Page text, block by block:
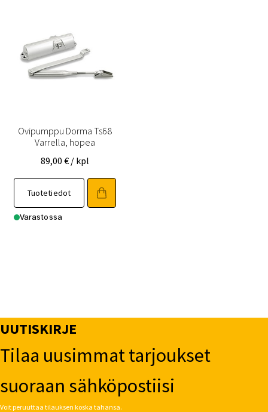
Ovipumppu Dorma Ts68
Varrella, hopea
89,00 € / kpl
Tuotetiedot
Varastossa
UUTISKIRJE
Tilaa uusimmat tarjoukset
suoraan sähköpostiisi
Voit peruuttaa tilauksen koska tahansa.